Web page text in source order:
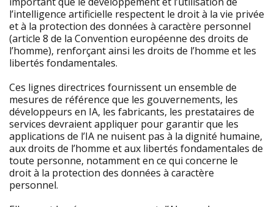
l’intelligence artificielle respectent le droit à la vie privée
et à la protection des données à caractère personnel
(article 8 de la Convention européenne des droits de
l’homme), renforçant ainsi les droits de l’homme et les
libertés fondamentales.
Ces lignes directrices fournissent un ensemble de
mesures de référence que les gouvernements, les
développeurs en IA, les fabricants, les prestataires de
services devraient appliquer pour garantir que les
applications de l’IA ne nuisent pas à la dignité humaine,
aux droits de l’homme et aux libertés fondamentales de
toute personne, notamment en ce qui concerne le
droit à la protection des données à caractère
personnel.